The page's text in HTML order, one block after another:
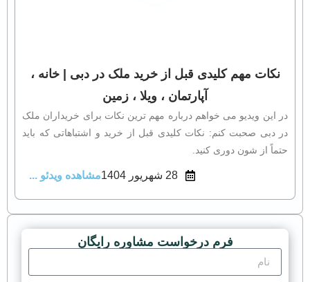
نکات مهم کلیدی قبل از خرید ملک در دبی | خانه ،
آپارتمان ، ویلا ، زمین
در این ویدیو می‌ خواهم درباره مهم‌ ترین نکات برای خریداران ملک
در دبی صحبت کنم: نکات کلیدی قبل از خرید و اشتباهاتی که باید
حتماً از شون دوری کنید.
مشاهده ویدئو ... 28 شهریور 1404
فرم درخواست مشاوره رایگان